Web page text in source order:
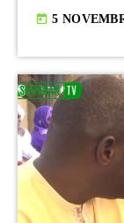
today 5